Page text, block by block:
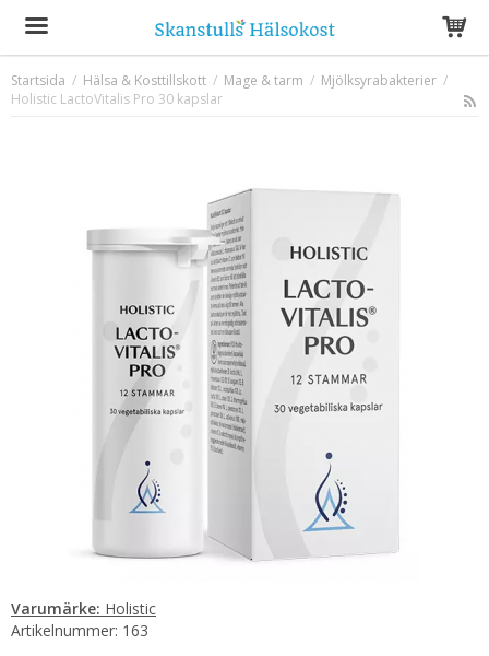
Produkten har blivit tillagd i varukorgen
Startsida / Hälsa & Kosttillskott / Mage & tarm / Mjölksyrabakterier /
Holistic LactoVitalis Pro 30 kapslar
Varumärke: Holistic
Artikelnummer: 163